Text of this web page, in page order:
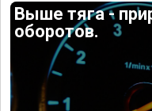
Выше тяга -
оборотов.